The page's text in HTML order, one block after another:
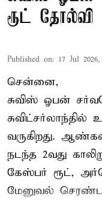
ரூட் தோல்வி
Published on: 17 Jul
சென்னை,
சுவிஸ் ஓபன்
வருகிறது.
நடந்த 2வது
கேஸ்பர் ரூட்,
மேனுவல்